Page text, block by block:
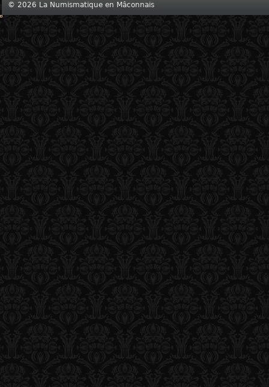
© 2026 La Numismatique en Mâconnais